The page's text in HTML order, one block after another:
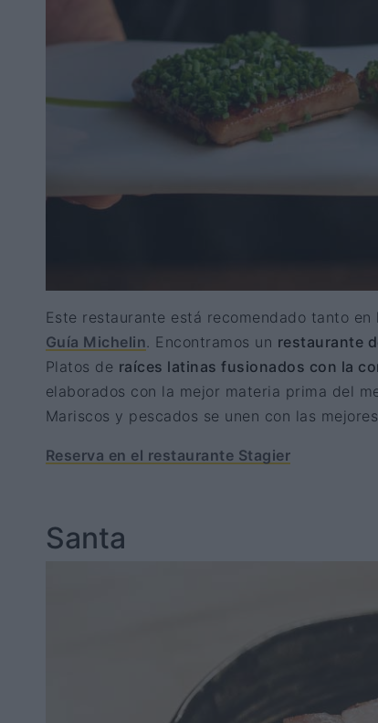
Este restaurante está recomendado tanto en
Guía Michelin. Encontramos un restaurante
Platos de raíces latinas fusionados con la
elaborados con la mejor materia prima del
Mariscos y pescados se unen con las
Reserva en el restaurante Stagier
Santa